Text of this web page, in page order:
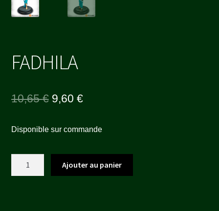
FADHILA
10,65€ Le
initial
était :
10,65 €.
9,60 €Le
actuel
est :
9,60 €.
Disponible sur commande
Ajouter au panier